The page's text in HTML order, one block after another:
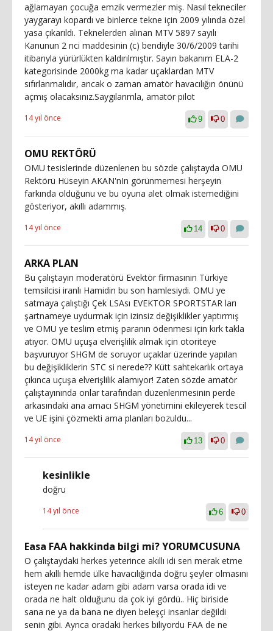
ağlamayan çocuğa emzik vermezler miş. Nasıl tekneciler
yaygarayı kopardı ve binlerce tekne için 2009 yılında özel
yasa çıkarıldı. Teknelerden alınan MTV 5897 sayılı
Kanunun 2 nci maddesinin (c) bendiyle 30/6/2009 tarihi
itibarıyla yürürlükten kaldırılmıştır. Sayın bakanım ELA-2
kategorisinde 2000kg ma kadar uçaklardan MTV
sıfırlanmalıdır, ancak o zaman amatör havacılığın önünü
açmış olacaksınız.Saygılarımla, amatör pilot
14 yıl önce 9 0
OMU REKTÖRÜ
OMU tesislerinde düzenlenen bu sözde çalıştayda OMU
Rektörü Hüseyin AKAN'nIn görünmemesi herşeyin
farkında olduğunu ve bu oyuna alet olmak istemediğini
gösteriyor, akıllı adammış.
14 yıl önce 14 0
ARKA PLAN
Bu çalıştayın moderatörü Evektör firmasının Türkiye
temsilcisi iranlı Hamidin bu son hamlesiydi. OMU ye
satmaya çalıştığı Çek LSAsı EVEKTOR SPORTSTAR ları
şartnameye uydurmak için izinsiz değişiklikler yaptırmış
ve OMU ye teslim etmiş paranın ödenmesi için kırk takla
atıyor. OMU uçuşa elverişlilik almak için otoriteye
başvuruyor SHGM de soruyor uçaklar üzerinde yapılan
bu değişikliklerin STC si nerede?? Kütt sahtekarlık ortaya
çıkınca uçuşa elverişlilik alamıyor! Zaten sözde amatör
çalıştayınında onlar tarafından düzenlenmesinin perde
arkasındaki ana amacı SHGM yönetimini ekileyerek tescil
ve UE işini çözmekti ama planları bozuldu...
14 yıl önce 13 0
kesinlikle
doğru
14 yıl önce 6 0
Easa FAA hakkinda bilgi mi? YORUMCUSUNA
O çalıştaydaki herkes yeterince akıllı idi sen merak etme
hem akıllı hemde ülke havacılığında doğru şeyler olmasını
isteyen ne kadar adam gibi adam varsa orada idi ve
orada ne halt olduğunu da çok iyi gördü.. Hiç biriside
sana ne ya da bana ne diyen beleşçi insanlar değildi
senin gibi. Ayrıca oradaki herkes biliyordu FAA de ne